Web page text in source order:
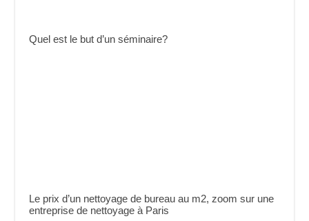
Quel est le but d’un séminaire?
Le prix d’un nettoyage de bureau au m2, zoom sur une
entreprise de nettoyage à Paris